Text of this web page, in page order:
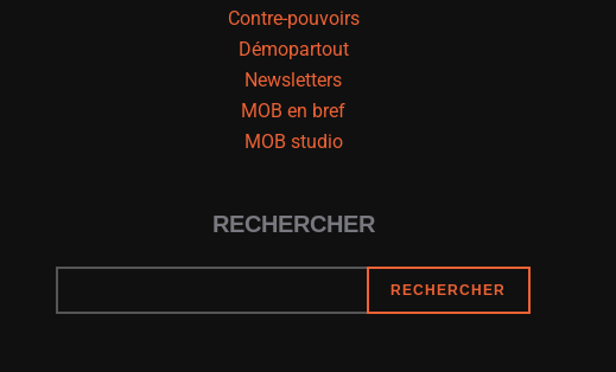
Contre-pouvoirs
Démopartout
Newsletters
MOB en bref
MOB studio
RECHERCHER
RECHERCHER